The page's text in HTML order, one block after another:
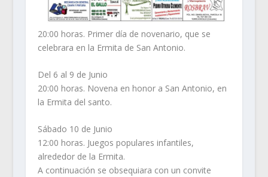
20:00 horas. Primer día de novenario, que se
celebrara en la Ermita de San Antonio.
Del 6 al 9 de Junio
20:00 horas. Novena en honor a San Antonio, en
la Ermita del santo.
Sábado 10 de Junio
12:00 horas. Juegos populares infantiles,
alrededor de la Ermita.
A continuación se obsequiara con un convite